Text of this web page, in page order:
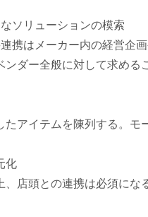
ソリューションの模索
携はメーカー内の経営企
ダー全般に対して求める
アイテムを陳列する。モ
化
店頭との連携は必須にな